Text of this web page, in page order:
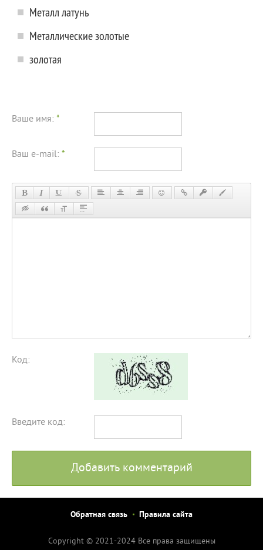
Металл латунь
Металлические золотые
золотая
Ваше имя: *
Ваш e-mail: *
Код:
Введите код:
Добавить комментарий
Обратная связь Правила сайта
Copyright © 2021-2024 Все права защищены